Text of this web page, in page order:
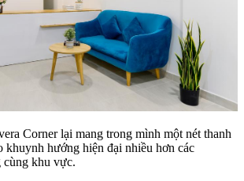
Corner lại mang trong mình một nét thanh
khuynh hướng hiện đại nhiều hơn các
cùng khu vực.